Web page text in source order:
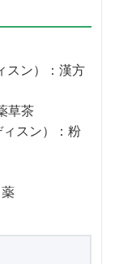
スン）：漢方
草茶
ィスン）：粉